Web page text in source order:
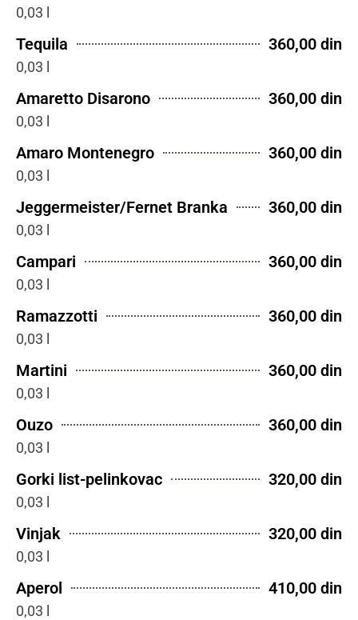
0,03 l
Tequila 360,00 din
0,03 l
Amaretto Disarono 360,00 din
0,03 l
Amaro Montenegro 360,00 din
0,03 l
Jeggermeister/Fernet Branka 360,00 din
0,03 l
Campari 360,00 din
0,03 l
Ramazzotti 360,00 din
0,03 l
Martini 360,00 din
0,03 l
Ouzo 360,00 din
0,03 l
Gorki list-pelinkovac 320,00 din
0,03 l
Vinjak 320,00 din
0,03 l
Aperol 410,00 din
0,03 l